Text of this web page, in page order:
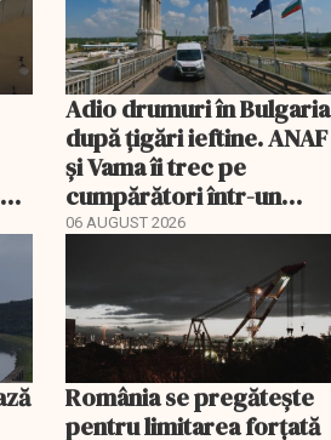
Adio drumuri în Bulgaria
după țigări ieftine. ANAF
și Vama îi trec pe
cumpărători într-un
registru electronic
06 AUGUST 2026
România se pregătește
pentru limitarea forțată